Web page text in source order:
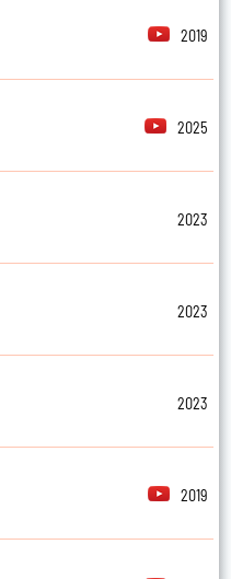
2019
2025
2023
2023
2023
2019